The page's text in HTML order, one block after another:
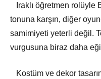
Iraklı öğretmen rolüyle
tonuna karşın, diğer
samimiyeti yeterli değil.
vurgusuna biraz daha
Kostüm ve dekor